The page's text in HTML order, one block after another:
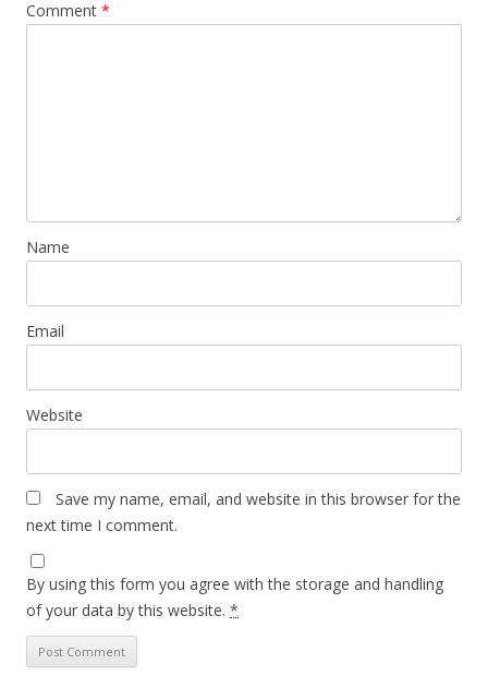
Comment *
Name
Email
Website
Save my name, email, and website in this browser for the
next time I comment.
By using this form you agree with the storage and handling
of your data by this website. *